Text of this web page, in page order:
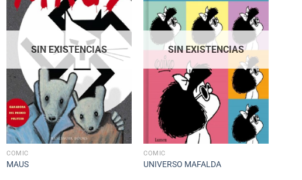
SIN EXISTENCIAS
CÓMIC
MAUS
SIN EXISTENCIAS
CÓMIC
UNIVERSO MAFALDA